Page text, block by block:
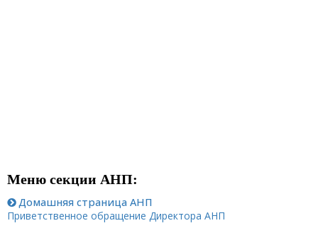
Меню секции АНП:
Домашняя страница АНП
Приветственное обращение Директора АНП